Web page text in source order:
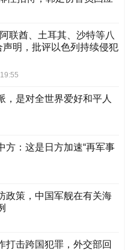
联酋、土耳其、沙特等八
声明，批评以色列持续侵犯
，是对全世界爱好和平人
方：这是日方加速“再军事
政策，中国军舰在有关海
打击跨国犯罪，外交部回